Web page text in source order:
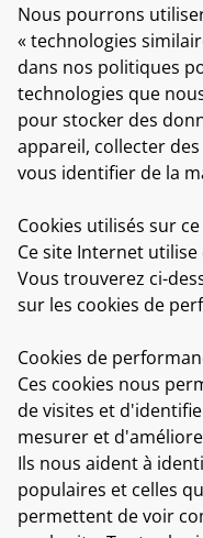
Nous pourrons
« technologies
dans nos politiques
technologies que
pour stocker des
appareil, collecter
vous identifier de la
Cookies utilisés sur
Ce site Internet
Vous trouverez ci-
sur les cookies de
Cookies de
Ces cookies nous
de visites et
mesurer et
Ils nous aident à
populaires et celles
permettent de voir